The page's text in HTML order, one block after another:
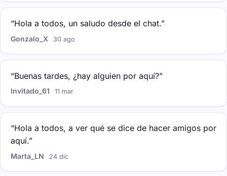
“Hola a todos, un saludo desde el chat.”
Gonzalo_X 30 ago
“Buenas tardes, ¿hay alguien por aquí?”
Invitado_61 11 mar
“Hola a todos, a ver qué se dice de hacer amigos por
aquí.”
Marta_LN 24 dic